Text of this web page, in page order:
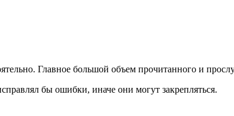
Главное большой объем прочитанного и
бы ошибки, иначе они могут закрепляться.